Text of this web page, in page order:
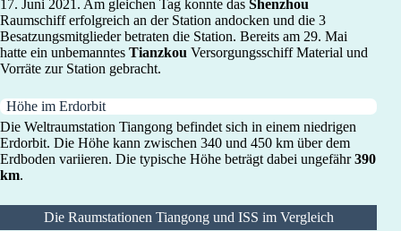
17. Juni 2021. Am gleichen Tag konnte das Shenzhou
Raumschiff erfolgreich an der Station andocken und die 3
Besatzungsmitglieder betraten die Station. Bereits am 29. Mai
hatte ein unbemanntes Tianzkou Versorgungsschiff Material und
Vorräte zur Station gebracht.
Höhe im Erdorbit
Die Weltraumstation Tiangong befindet sich in einem niedrigen
Erdorbit. Die Höhe kann zwischen 340 und 450 km über dem
Erdboden variieren. Die typische Höhe beträgt dabei ungefähr390
km.
Die Raumstationen Tiangong und ISS im Vergleich